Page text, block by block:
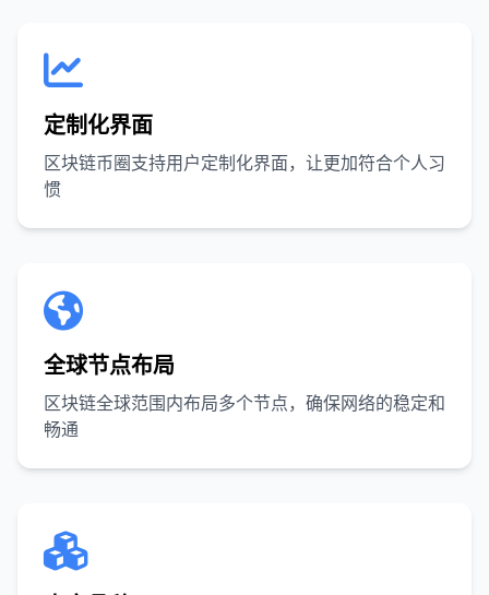
定制化界面
区块链币圈支持用户定制化界面，让更加符合个人习
惯
全球节点布局
区块链全球范围内布局多个节点，确保网络的稳定和
畅通